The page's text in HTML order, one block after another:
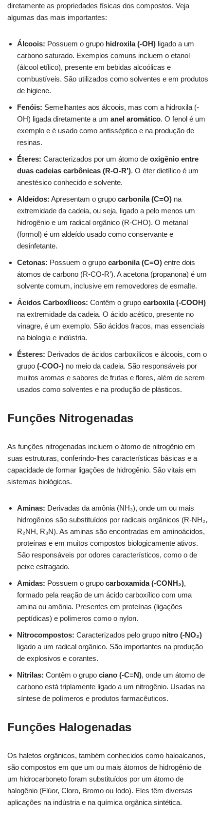
diretamente as propriedades físicas dos compostos. Veja
algumas das mais importantes:
Álcoois: Possuem o grupo hidroxila (-OH) ligado a um
carbono saturado. Exemplos comuns incluem o etanol
(álcool etílico), presente em bebidas alcoólicas e
combustíveis. São utilizados como solventes e em produtos
de higiene.
Fenóis: Semelhantes aos álcoois, mas com a hidroxila (-
OH) ligada diretamente a um anel aromático. O fenol é um
exemplo e é usado como antisséptico e na produção de
resinas.
Éteres: Caracterizados por um átomo de oxigênio entre
duas cadeias carbônicas (R-O-R’). O éter dietílico é um
anestésico conhecido e solvente.
Aldeídos: Apresentam o grupo carbonila (C=O) na
extremidade da cadeia, ou seja, ligado a pelo menos um
hidrogênio e um radical orgânico (R-CHO). O metanal
(formol) é um aldeído usado como conservante e
desinfetante.
Cetonas: Possuem o grupo carbonila (C=O) entre dois
átomos de carbono (R-CO-R’). A acetona (propanona) é um
solvente comum, inclusive em removedores de esmalte.
Ácidos Carboxílicos: Contêm o grupo carboxila (-COOH)
na extremidade da cadeia. O ácido acético, presente no
vinagre, é um exemplo. São ácidos fracos, mas essenciais
na biologia e indústria.
Ésteres: Derivados de ácidos carboxílicos e álcoois, com o
grupo (-COO-) no meio da cadeia. São responsáveis por
muitos aromas e sabores de frutas e flores, além de serem
usados como solventes e na produção de plásticos.
Funções Nitrogenadas
As funções nitrogenadas incluem o átomo de nitrogênio em
suas estruturas, conferindo-lhes características básicas e a
capacidade de formar ligações de hidrogênio. São vitais em
sistemas biológicos.
Aminas: Derivadas da amônia (NH₃), onde um ou mais
hidrogênios são substituídos por radicais orgânicos (R-NH₂,
R₂NH, R₃N). As aminas são encontradas em aminoácidos,
proteínas e em muitos compostos biologicamente ativos.
São responsáveis por odores característicos, como o de
peixe estragado.
Amidas: Possuem o grupo carboxamida (-CONH₂),
formado pela reação de um ácido carboxílico com uma
amina ou amônia. Presentes em proteínas (ligações
peptídicas) e polímeros como o nylon.
Nitrocompostos: Caracterizados pelo grupo nitro (-NO₂)
ligado a um radical orgânico. São importantes na produção
de explosivos e corantes.
Nitrilas: Contêm o grupo ciano (-C≡N), onde um átomo de
carbono está triplamente ligado a um nitrogênio. Usadas na
síntese de polímeros e produtos farmacêuticos.
Funções Halogenadas
Os haletos orgânicos, também conhecidos como haloalcanos,
são compostos em que um ou mais átomos de hidrogênio de
um hidrocarboneto foram substituídos por um átomo de
halogênio (Flúor, Cloro, Bromo ou Iodo). Eles têm diversas
aplicações na indústria e na química orgânica sintética.